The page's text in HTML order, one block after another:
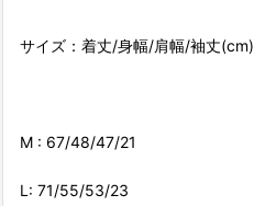
サイズ：着丈/身幅/肩幅/袖丈(cm)
M : 67/48/47/21
L: 71/55/53/23